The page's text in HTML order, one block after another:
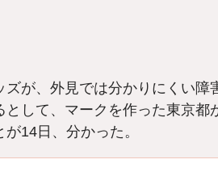
が、外見では分かりにくい障
して、マークを作った東京都
14日、分かった。